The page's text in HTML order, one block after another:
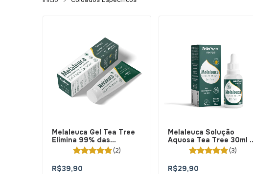
Melaleuca Gel Tea Tree
Elimina 99% das
Bactérias da Acne 30g -
BellaPhytus
(2)
R$39,90
Melaleuca Solução
Aquosa Tea Tree 30ml -
BellaPhytus
(3)
R$29,90